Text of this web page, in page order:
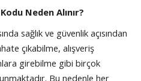
Neden Alınır?
sağlık ve güvenlik açısından
çıkabilme, alışveriş
girebilme gibi birçok
Bu nedenle her